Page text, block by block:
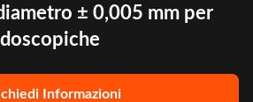
± 0,005 mm per
Informazioni